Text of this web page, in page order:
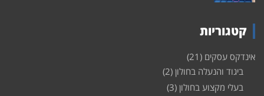
קטגוריות
אינדקס עסקים (21)
ביגוד והנעלה בחולון (2)
בעלי מקצוע בחולון (3)